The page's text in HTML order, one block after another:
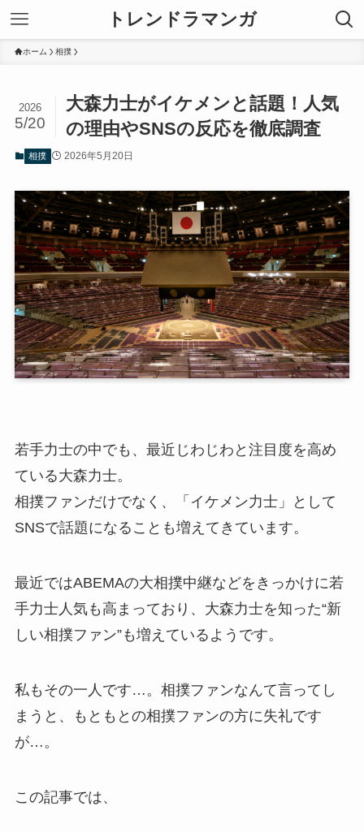
トレンドラマンガ
ホーム 相撲
大森力士がイケメンと話題！人気
の理由やSNSの反応を徹底調査
2026
5/20
相撲 2026年5月20日
若手力士の中でも、最近じわじわと注目度を高め
ている大森力士。
相撲ファンだけでなく、「イケメン力士」として
SNSで話題になることも増えてきています。
最近ではABEMAの大相撲中継などをきっかけに若
手力士人気も高まっており、大森力士を知った“新
しい相撲ファン”も増えているようです。
私もその一人です…。相撲ファンなんて言ってし
まうと、もともとの相撲ファンの方に失礼です
が…。
この記事では、